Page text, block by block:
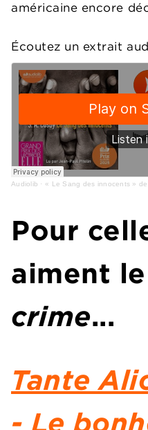
américaine encore
Écoutez un extrait
Audiolib · « Le Sang des innocents »
Pour
aiment le
crime...
Tante
- Le